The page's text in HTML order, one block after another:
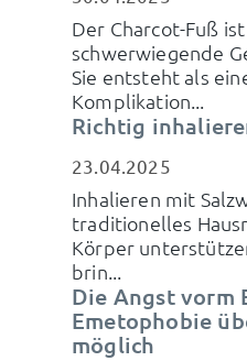
Der Charcot-Fuß
schwerwiegende
Sie entsteht als
Komplikation...
Richtig
23.04.2025
Inhalieren mit
traditionelles
Körper
brin...
Die Angst vorm
Emetophobie
möglich